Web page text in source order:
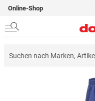
Online-Shop